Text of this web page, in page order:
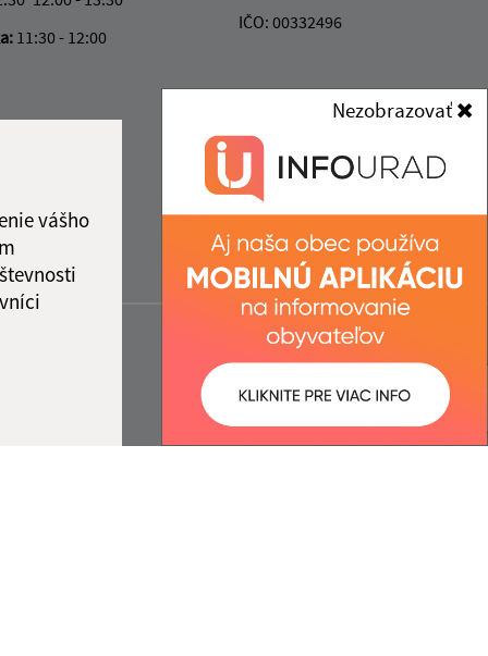
vášho
Nezobrazovať
11:30 - 12:00
IČO: 00332496